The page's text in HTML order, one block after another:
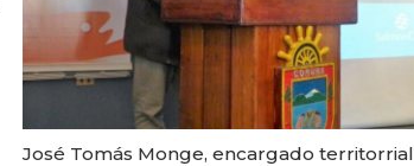
José Tomás Monge, encargado territorrial